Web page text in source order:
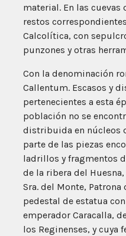
material. En las cuevas
restos
Calcolítica, con
punzones y otras
Con la denominación
Callentum. Escasos y
pertenecientes a esta
población no se
distribuida en núcleos
parte de las piezas
ladrillos y fragmentos
de la ribera del
Sra. del Monte,
pedestal de estatua
emperador Caracalla,
los Reginenses, y cuya